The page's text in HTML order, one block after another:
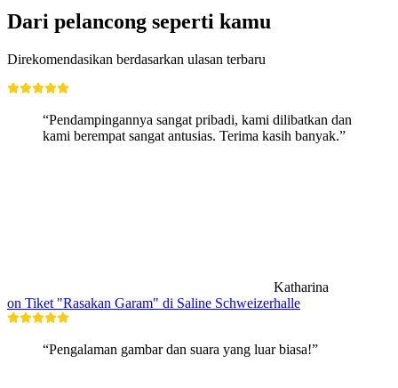
Dari pelancong seperti kamu
Direkomendasikan berdasarkan ulasan terbaru
“Pendampingannya sangat pribadi, kami dilibatkan dan
kami berempat sangat antusias. Terima kasih banyak.”
Katharina
on Tiket "Rasakan Garam" di Saline Schweizerhalle
“Pengalaman gambar dan suara yang luar biasa!”